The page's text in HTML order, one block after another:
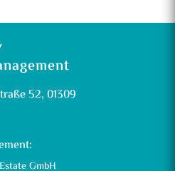
52, 01309
GmbH